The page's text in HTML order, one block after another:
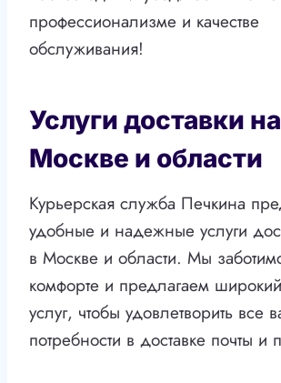
профессионализме и качестве
обслуживания!
Услуги доставки
Москве и области
Курьерская служба Печкина
удобные и надежные услуги
в Москве и области. Мы
комфорте и предлагаем
услуг, чтобы удовлетворить все
потребности в доставке почты и